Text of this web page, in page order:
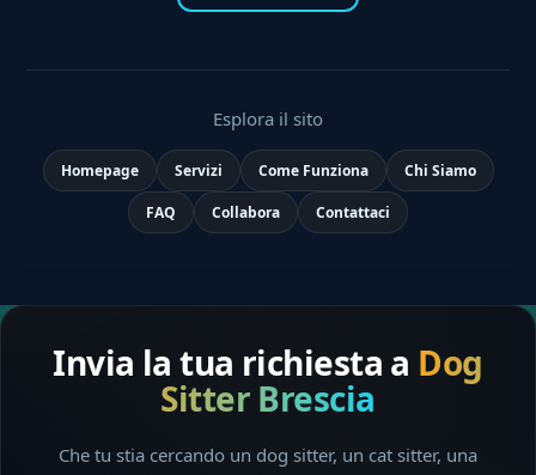
Esplora il sito
Homepage Servizi Come Funziona Chi Siamo
FAQ Collabora Contattaci
Invia la tua richiesta a Dog
Sitter Brescia
Che tu stia cercando un dog sitter, un cat sitter, una